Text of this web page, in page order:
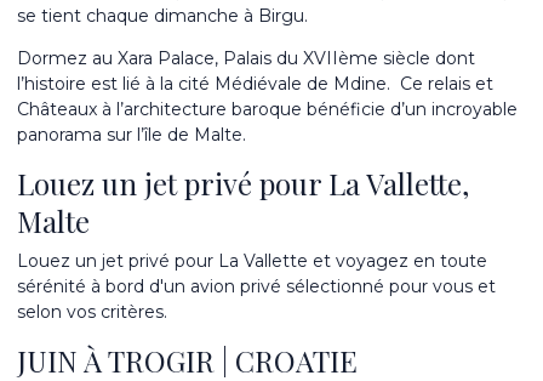
se tient chaque dimanche à Birgu.
Dormez au Xara Palace, Palais du XVIIème siècle dont
l’histoire est lié à la cité Médiévale de Mdine. Ce relais et
Châteaux à l’architecture baroque bénéficie d’un incroyable
panorama sur l’île de Malte.
Louez un jet privé pour La Vallette,
Malte
Louez un jet privé pour La Vallette et voyagez en toute
sérénité à bord d'un avion privé sélectionné pour vous et
selon vos critères.
JUIN À TROGIR | CROATIE